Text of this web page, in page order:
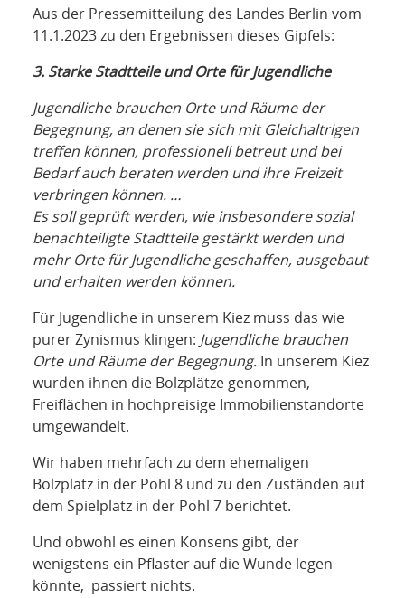
Aus der Pressemitteilung des Landes Berlin vom
11.1.2023 zu den Ergebnissen dieses Gipfels:
3. Starke Stadtteile und Orte für Jugendliche
Jugendliche brauchen Orte und Räume der
Begegnung, an denen sie sich mit Gleichaltrigen
treffen können, professionell betreut und bei
Bedarf auch beraten werden und ihre Freizeit
verbringen können. …
Es soll geprüft werden, wie insbesondere sozial
benachteiligte Stadtteile gestärkt werden und
mehr Orte für Jugendliche geschaffen, ausgebaut
und erhalten werden können.
Für Jugendliche in unserem Kiez muss das wie
purer Zynismus klingen: Jugendliche brauchen
Orte und Räume der Begegnung. In unserem Kiez
wurden ihnen die Bolzplätze genommen,
Freiflächen in hochpreisige Immobilienstandorte
umgewandelt.
Wir haben mehrfach zu dem ehemaligen
Bolzplatz in der Pohl 8 und zu den Zuständen auf
dem Spielplatz in der Pohl 7 berichtet.
Und obwohl es einen Konsens gibt, der
wenigstens ein Pflaster auf die Wunde legen
könnte, passiert nichts.